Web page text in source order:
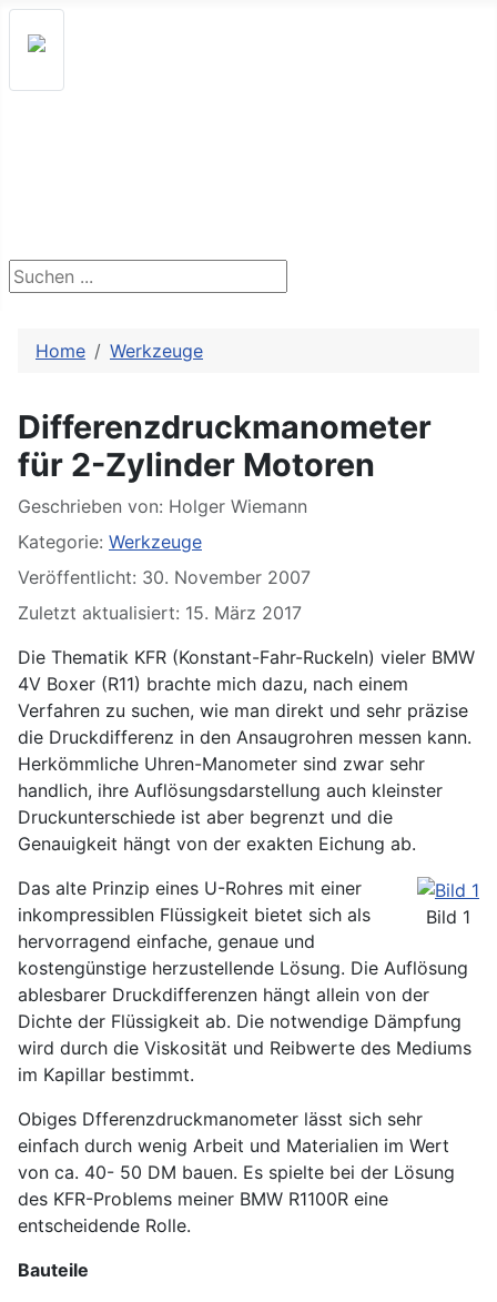
Suchen ...
Home Werkzeuge
Differenzdruckmanometer
für 2-Zylinder Motoren
Details
Geschrieben von: Holger Wiemann
Kategorie: Werkzeuge
Veröffentlicht: 30. November 2007
Zuletzt aktualisiert: 15. März 2017
Die Thematik KFR (Konstant-Fahr-Ruckeln) vieler BMW
4V Boxer (R11) brachte mich dazu, nach einem
Verfahren zu suchen, wie man direkt und sehr präzise
die Druckdifferenz in den Ansaugrohren messen kann.
Herkömmliche Uhren-Manometer sind zwar sehr
handlich, ihre Auflösungsdarstellung auch kleinster
Druckunterschiede ist aber begrenzt und die
Genauigkeit hängt von der exakten Eichung ab.
Bild 1
Das alte Prinzip eines U-Rohres mit einer
inkompressiblen Flüssigkeit bietet sich als
hervorragend einfache, genaue und
kostengünstige herzustellende Lösung. Die Auflösung
ablesbarer Druckdifferenzen hängt allein von der
Dichte der Flüssigkeit ab. Die notwendige Dämpfung
wird durch die Viskosität und Reibwerte des Mediums
im Kapillar bestimmt.
Obiges Dfferenzdruckmanometer lässt sich sehr
einfach durch wenig Arbeit und Materialien im Wert
von ca. 40- 50 DM bauen. Es spielte bei der Lösung
des KFR-Problems meiner BMW R1100R eine
entscheidende Rolle.
Bauteile